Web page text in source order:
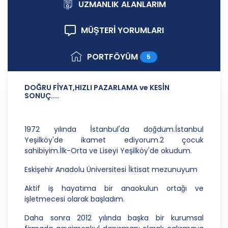
Veri İşleme Faaliyetlerinde Bulunma
CB Gayrimenkul Franchising Pazarlama ve
Danışmanlık Hizmetleri A.Ş.; kişisel verilerin
işlenmesi faaliyetleri kapsamında hukuka ve
dürüstlük kurallarına uygun hareket etmekle
yükümlüdür. Bu kapsamda, orantılılık gereklilikleri
dikkate alınacakve kişisel verileri işleme amacı
2. Kişisel Verilerin Doğru ve Gerektiğinde
Güncel Olmasını Sağlama
Danışmanlık Hizmetleri A.Ş.; kişisel veri sahiplerinin
temel haklarını ve kendi meşru menfaatlerini
dikkate alarak işlediği kişisel verilerin doğru ve
güncel olmasını sağlamakla ve bu doğrultuda
gerekli tedbirleri almak için gerekli sistemleri
kurmakla yükümlüdür.
UZMANLIK ALANLARIM
MÜŞTERİ YORUMLARI
PORTFÖYÜM 5
DOĞRU FİYAT,HIZLI PAZARLAMA ve KESİN
SONUÇ....
1972 yılında İstanbul'da doğdum.İstanbul
Yeşilköy'de ikamet ediyorum.2 çocuk
sahibiyim.İlk-Orta ve Liseyi Yeşilköy'de okudum.
Eskişehir Anadolu Üniversitesi İktisat mezunuyum
Aktif iş hayatıma bir anaokulun ortağı ve
işletmecesi olarak başladım.
Daha sonra 2012 yılında başka bir kurumsal